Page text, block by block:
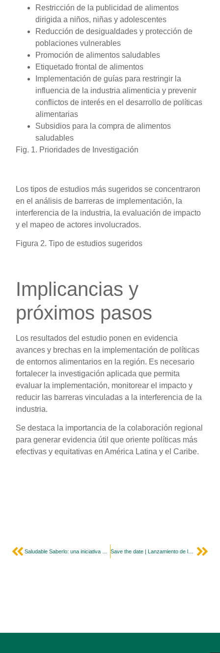
Restricción de la publicidad de alimentos
dirigida a niños, niñas y adolescentes
Reducción de desigualdades y protección de
poblaciones vulnerables
Promoción de alimentos saludables
Etiquetado frontal de alimentos
Implementación de guías para restringir la
influencia de la industria alimenticia y prevenir
conflictos de interés en el desarrollo de políticas
alimentarias
Subsidios para la compra de alimentos
saludables
Fig. 1. Prioridades de Investigación
Los tipos de estudios más sugeridos se concentraron
en el análisis de barreras de implementación, la
interferencia de la industria, la evaluación de impacto
y el mapeo de actores involucrados.
Figura 2. Tipo de estudios sugeridos
Implicancias y
próximos pasos
Los resultados del estudio ponen en evidencia
avances y brechas en la implementación de políticas
de entornos alimentarios en la región. Es necesario
fortalecer la investigación aplicada que permita
evaluar la implementación, monitorear el impacto y
reducir las barreras vinculadas a la interferencia de la
industria.
Se destaca la importancia de la colaboración regional
para generar evidencia útil que oriente políticas más
efectivas y equitativas en América Latina y el Caribe.
Save the date | Lanzamiento de la Serie The Lancet sobre Alimentos Ultraprocesados ​​y Salud Humana